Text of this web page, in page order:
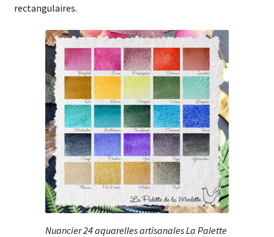
rectangulaires.
Nuancier 24 aquarelles artisanales La Palette